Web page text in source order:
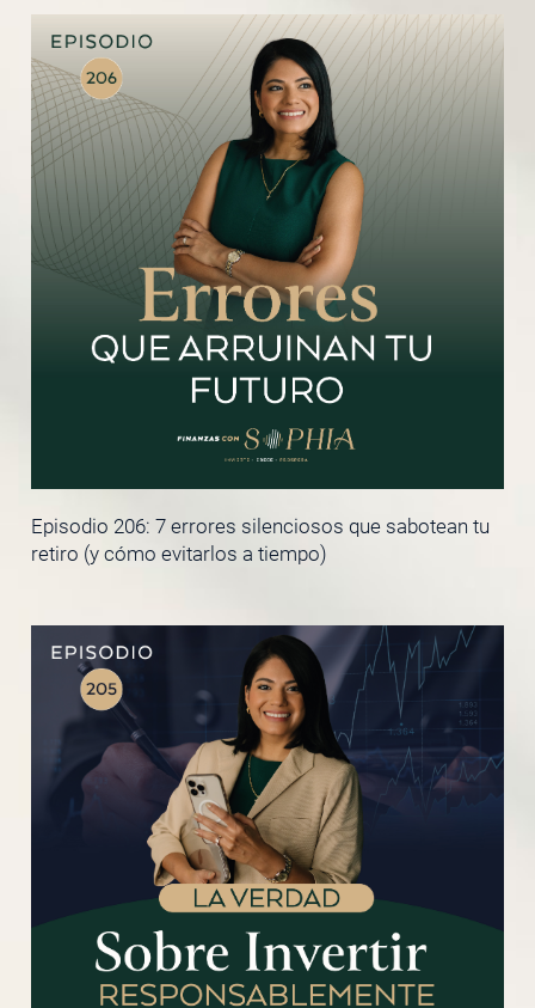
Episodio 206: 7 errores silenciosos que sabotean tu
retiro (y cómo evitarlos a tiempo)